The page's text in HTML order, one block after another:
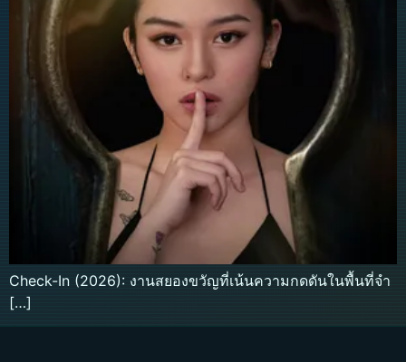
Check-In (2026): งานสยองขวัญที่เน้นความกดดันในพื้นที่จำ
[…]